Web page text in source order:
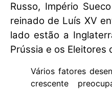
Russo, Império
reinado de Luís XV
lado estão a
Prússia e os Eleitores
Vários fatores
crescente